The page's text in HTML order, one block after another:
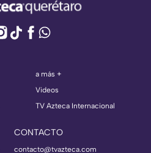
a más +
Videos
TV Azteca Internacional
CONTACTO
contacto@tvazteca.com